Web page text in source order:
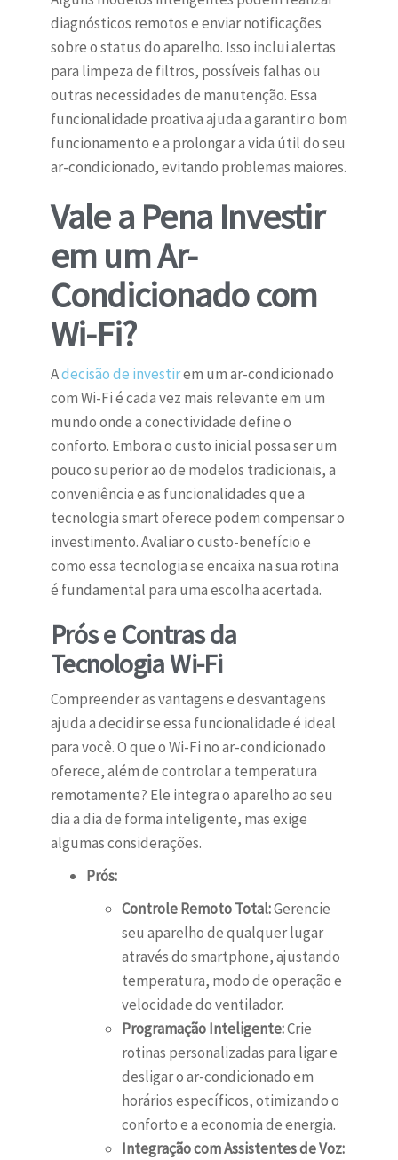
diagnósticos remotos e enviar notificações
sobre o status do aparelho. Isso inclui alertas
para limpeza de filtros, possíveis falhas ou
outras necessidades de manutenção. Essa
funcionalidade proativa ajuda a garantir o bom
funcionamento e a prolongar a vida útil do seu
ar-condicionado, evitando problemas maiores.
Vale a Pena Investir
em um Ar-
Condicionado com
Wi-Fi?
Adecisão de investirem um ar-condicionado
com Wi-Fi é cada vez mais relevante em um
mundo onde a conectividade define o
conforto. Embora o custo inicial possa ser um
pouco superior ao de modelos tradicionais, a
conveniência e as funcionalidades que a
tecnologia smart oferece podem compensar o
investimento. Avaliar o custo-benefício e
como essa tecnologia se encaixa na sua rotina
é fundamental para uma escolha acertada.
Prós e Contras da
Tecnologia Wi-Fi
Compreender as vantagens e desvantagens
ajuda a decidir se essa funcionalidade é ideal
para você. O que o Wi-Fi no ar-condicionado
oferece, além de controlar a temperatura
remotamente? Ele integra o aparelho ao seu
dia a dia de forma inteligente, mas exige
algumas considerações.
Prós:
Controle Remoto Total:Gerencie
seu aparelho de qualquer lugar
através do smartphone, ajustando
temperatura, modo de operação e
velocidade do ventilador.
Programação Inteligente:Crie
rotinas personalizadas para ligar e
desligar o ar-condicionado em
horários específicos, otimizando o
conforto e a economia de energia.
Integração com Assistentes de Voz: